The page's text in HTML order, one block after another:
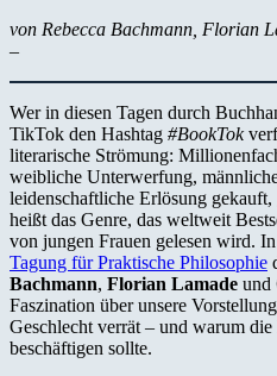
von Rebecca Bachmann, Florian
–
Wer in diesen Tagen durch
TikTok den Hashtag #BookTok
literarische Strömung:
weibliche Unterwerfung,
leidenschaftliche Erlösung gekauft,
heißt das Genre, das weltweit
von jungen Frauen gelesen wird.
Tagung für Praktische Philosophie
Bachmann, Florian Lamade und
Faszination über unsere
Geschlecht verrät – und warum
beschäftigen sollte.